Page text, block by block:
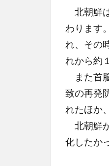
北朝鮮
わります
れ、その
れから約
また首
致の再発
れたほか
北朝鮮
化したか